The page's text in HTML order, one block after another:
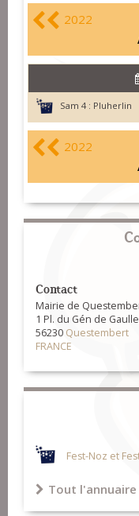
2022
Sam 4 : Pluherlin
2022
Contact
Mairie de
1 Pl. du Gén de
56230 Questembert
FRANCE
Fest-Noz et
Tout l'annuaire